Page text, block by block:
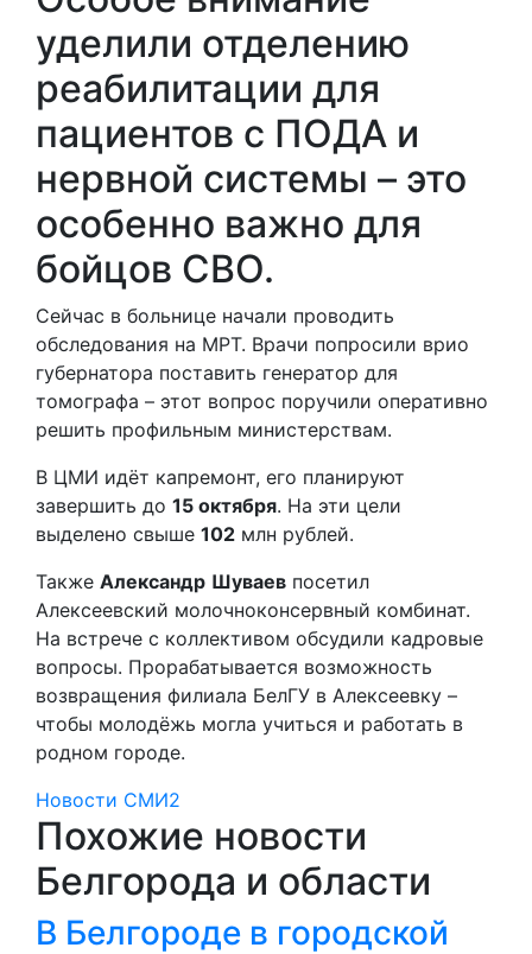
уделили отделению
реабилитации для
пациентов с ПОДА и
нервной системы – это
особенно важно для
бойцов СВО.
Сейчас в больнице начали проводить
обследования на МРТ. Врачи попросили врио
губернатора поставить генератор для
томографа – этот вопрос поручили оперативно
решить профильным министерствам.
В ЦМИ идёт капремонт, его планируют
завершить до 15 октября. На эти цели
выделено свыше 102 млн рублей.
Также Александр Шуваев посетил
Алексеевский молочноконсервный комбинат.
На встрече с коллективом обсудили кадровые
вопросы. Прорабатывается возможность
возвращения филиала БелГУ в Алексеевку –
чтобы молодёжь могла учиться и работать в
родном городе.
Новости СМИ2
Похожие новости
Белгорода и области
В Белгороде в городской